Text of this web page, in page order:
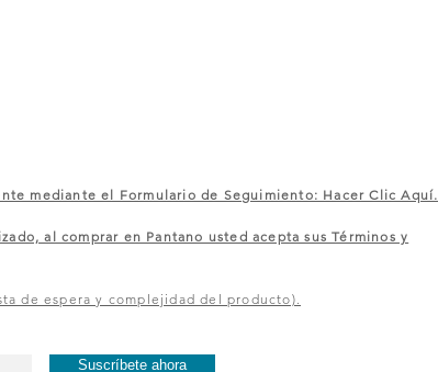
mediante el Formulario de Seguimiento: Hacer Clic Aquí.
al comprar en Pantano usted acepta sus Términos y
de espera y complejidad del producto).
Suscríbete ahora